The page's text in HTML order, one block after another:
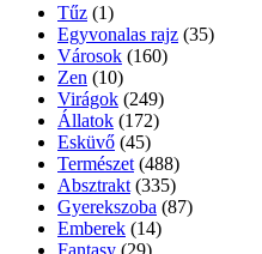
Tűz (1)
Egyvonalas rajz (35)
Városok (160)
Zen (10)
Virágok (249)
Állatok (172)
Esküvő (45)
Természet (488)
Absztrakt (335)
Gyerekszoba (87)
Emberek (14)
Fantasy (29)